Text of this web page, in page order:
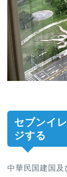
セブンイ
ジする
中華民国建国及